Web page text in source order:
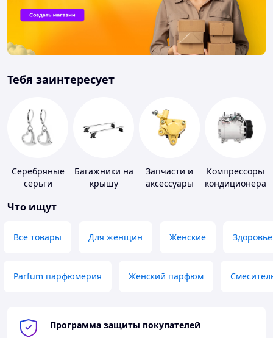
Тебя заинтересует
Серебряные
серьги
Багажники на
крышу
Запчасти и
аксессуары
Компрессоры
кондиционера
Что ищут
Все товары Для женщин Женские Здоровье
Parfum парфюмерия Женский парфюм
Программа защиты покупателей